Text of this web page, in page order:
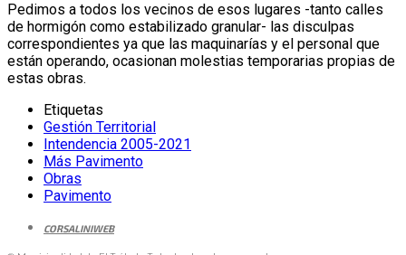
Pedimos a todos los vecinos de esos lugares -tanto calles
de hormigón como estabilizado granular- las disculpas
correspondientes ya que las maquinarías y el personal que
están operando, ocasionan molestias temporarias propias de
estas obras.
Etiquetas
Gestión Territorial
Intendencia 2005-2021
Más Pavimento
Obras
Pavimento
CORSALINIWEB